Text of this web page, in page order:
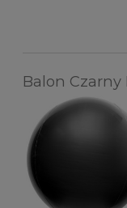
Balon Czarny